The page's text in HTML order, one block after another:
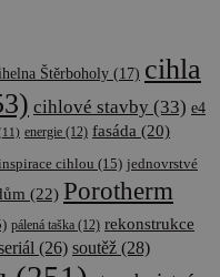
Štěrboholy (17) cihla
cihlové stavby (33) e4
energie (12) fasáda (20)
cihlou (15) jednovrstvé
(22) Porotherm
pálená taška (12) rekonstrukce
(26) soutěž (28)